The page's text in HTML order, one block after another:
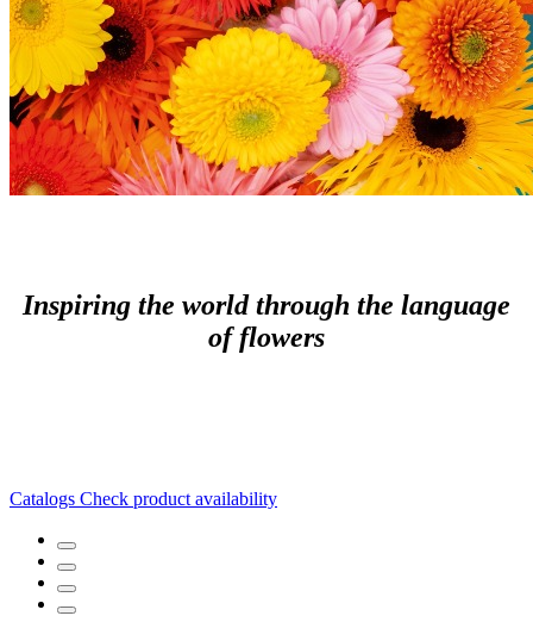
Inspiring the world through the language
of flowers
Catalogs Check product availability